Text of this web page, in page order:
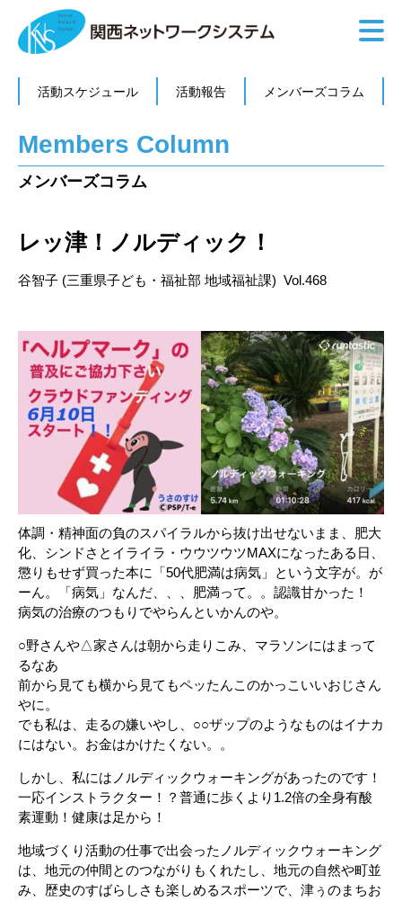
活動スケジュール 活動報告 メンバーズコラム
Members Column
メンバーズコラム
レッ津！ノルディック！
谷智子 (三重県子ども・福祉部 地域福祉課) Vol.468
体調・精神面の負のスパイラルから抜け出せないまま、肥大
化、シンドさとイライラ・ウウツウツMAXになったある日、
懲りもせず買った本に「50代肥満は病気」という文字が。が
ーん。「病気」なんだ、、、肥満って。。認識甘かった！
病気の治療のつもりでやらんといかんのや。
○野さんや△家さんは朝から走りこみ、マラソンにはまって
るなあ
前から見ても横から見てもペッたんこのかっこいいおじさん
やに。
でも私は、走るの嫌いやし、○○ザップのようなものはイナカ
にはない。お金はかけたくない。。
しかし、私にはノルディックウォーキングがあったのです！
一応インストラクター！？普通に歩くより1.2倍の全身有酸
素運動！健康は足から！
地域づくり活動の仕事で出会ったノルディックウォーキング
は、地元の仲間とのつながりもくれたし、地元の自然や町並
み、歴史のすばらしさも楽しめるスポーツで、津ぅのまちお